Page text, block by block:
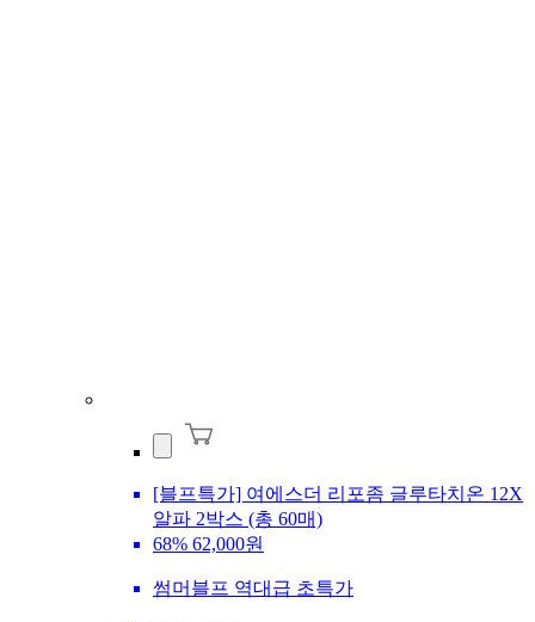
[블프특가] 여에스더 리포좀 글루타치온 12X
알파 2박스 (총 60매)
68% 62,000원
썸머블프 역대급 초특가